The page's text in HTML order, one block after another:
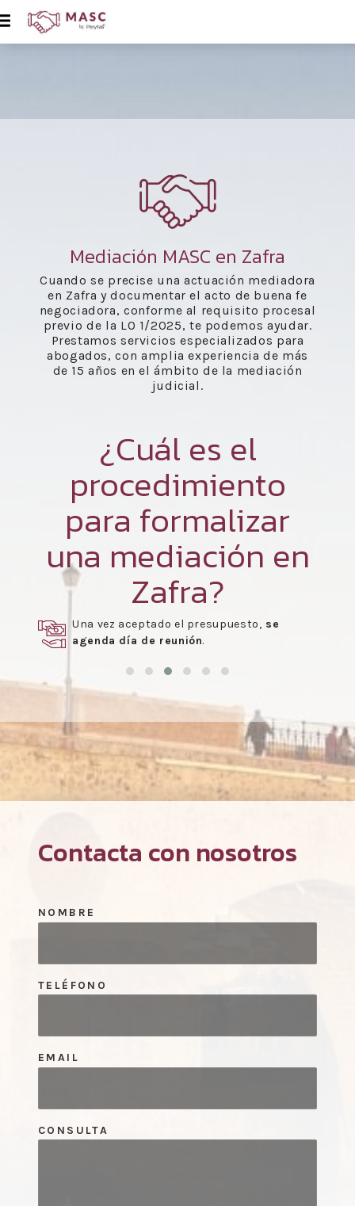
Mediación MASC en Zafra
Cuando se precise una actuación mediadora
en Zafra y documentar el acto de buena fe
negociadora, conforme al requisito procesal
previo de la LO 1/2025, te podemos ayudar.
Prestamos servicios especializados para
abogados, con amplia experiencia de más
de 15 años en el ámbito de la mediación
judicial.
¿Cuál es el
procedimiento
para formalizar
una mediación en
Zafra?
Una vez aceptado el presupuesto, se
agenda día de reunión.
Contacta con nosotros
NOMBRE
TELÉFONO
EMAIL
CONSULTA